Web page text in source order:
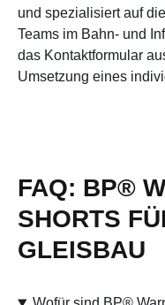
und spezialisiert auf
Teams im Bahn- und
das Kontaktformular
Umsetzung eines
FAQ: BP®
SHORTS
GLEISBAU